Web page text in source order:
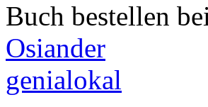
Buch bestellen
Osiander
genialokal